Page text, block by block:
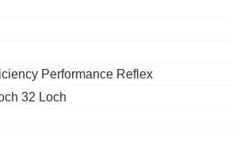
Performance Reflex
32 Loch